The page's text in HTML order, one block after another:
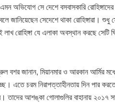
অভিযোগ সে দেশে বসবাসকারি
জানিয়েছেন সেদেশে থাকা রোহিঙ্গারা। শুধু
রোহিঙ্গা যে এলাকা অবস্থান করছে সেটি
বশর জানান, মিয়ানমার ও আরকান আর্মির
এতে চরম নিরাপত্তাহীনতায় দিন পার
তাদের আশঙ্কা গোলাগুলির বাহানায় ২০১৭